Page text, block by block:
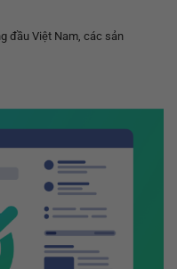
đầu Việt Nam, các sản